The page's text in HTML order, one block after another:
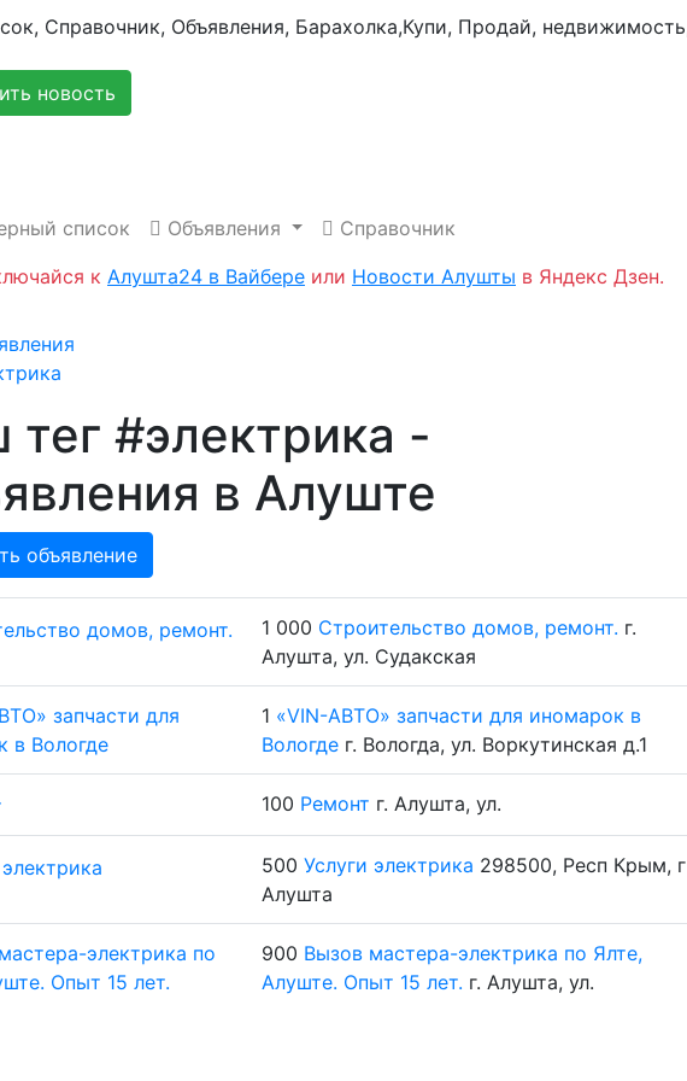
новость
список Объявления Справочник
к Алушта24 в Вайбере или Новости Алушты в Яндекс Дзен.
тег #электрика -
в Алуште
объявление
1 000 Строительство домов, ремонт. г.
Алушта, ул. Судакская
1 «VIN-АВТО» запчасти для иномарок в
Вологде г. Вологда, ул. Воркутинская д.1
100 Ремонт г. Алушта, ул.
500 Услуги электрика 298500, Респ Крым, г
Алушта
900 Вызов мастера-электрика по Ялте,
Алуште. Опыт 15 лет. г. Алушта, ул.